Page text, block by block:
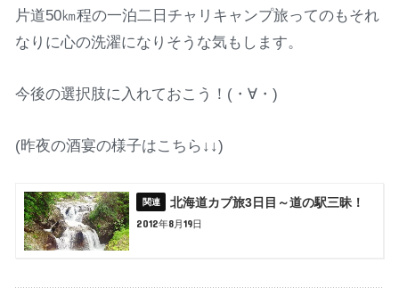
片道50㎞程の一泊二日チャリキャンプ旅ってのもそれ
なりに心の洗濯になりそうな気もします。
今後の選択肢に入れておこう！(・∀・)
(昨夜の酒宴の様子はこちら↓↓)
北海道カブ旅3日目～道の駅三昧！
2012年8月19日